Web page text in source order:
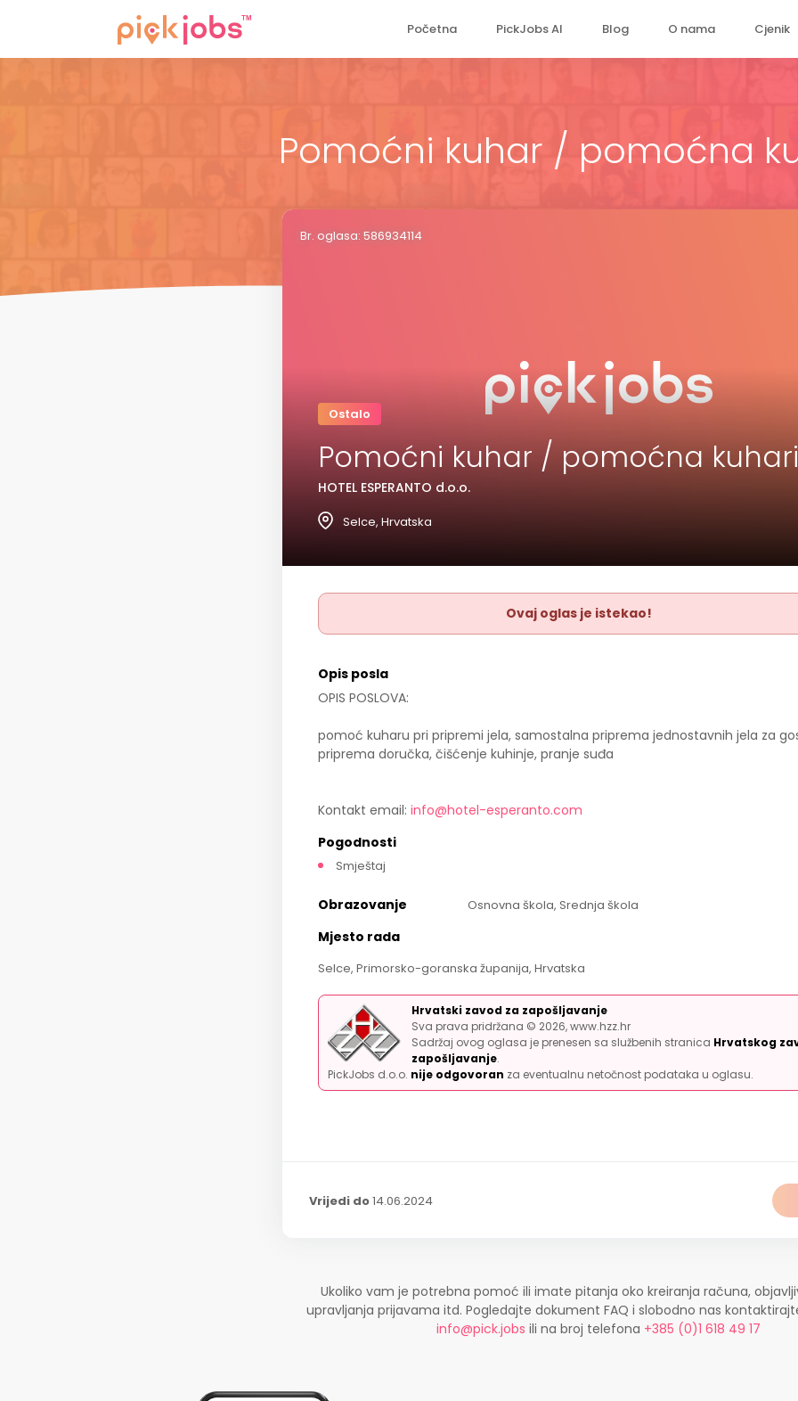
Početna PickJobs AI Blog O nama Cjenik
Pomoćni kuhar / pomoćna
Br. oglasa: 586934114
Ostalo
Pomoćni kuhar / pomoćna
HOTEL ESPERANTO d.o.o.
Selce, Hrvatska
Ovaj oglas je istekao!
Opis posla
OPIS POSLOVA:
pomoć kuharu pri pripremi jela, samostalna priprema jednostavnih jela za
priprema doručka, čišćenje kuhinje, pranje suđa
Kontakt email: info@hotel-esperanto.com
Pogodnosti
Smještaj
Obrazovanje Osnovna škola, Srednja škola
Mjesto rada
Selce, Primorsko-goranska županija, Hrvatska
Hrvatski zavod za zapošljavanje
Sva prava pridržana © 2026, www.hzz.hr
Sadržaj ovog oglasa je prenesen sa službenih stranica Hrvatskog
zapošljavanje.
PickJobs d.o.o. nije odgovoran za eventualnu netočnost podataka u oglasu.
Vrijedi do14.06.2024
Ukoliko vam je potrebna pomoć ili imate pitanja oko kreiranja računa,
upravljanja prijavama itd. Pogledajte dokument FAQ i slobodno nas
info@pick.jobs ili na broj telefona +385 (0)1 618 49 17